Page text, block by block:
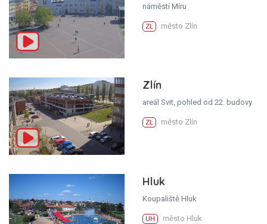
náměstí Míru
ZL město Zlín
Zlín
areál Svit, pohled od 22. budovy
ZL město Zlín
Hluk
Koupaliště Hluk
UH město Hluk